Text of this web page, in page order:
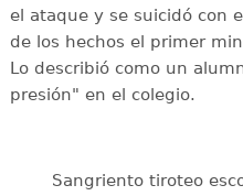
el ataque y se suicidó con
de los hechos el primer
Lo describió como un
presión" en el colegio.
Sangriento tiroteo